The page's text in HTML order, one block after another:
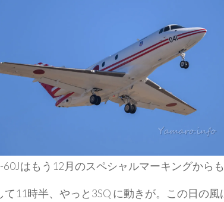
60Jはもう12月のスペシャルマーキングから
て11時半、やっと3SQ に動きが。この日の